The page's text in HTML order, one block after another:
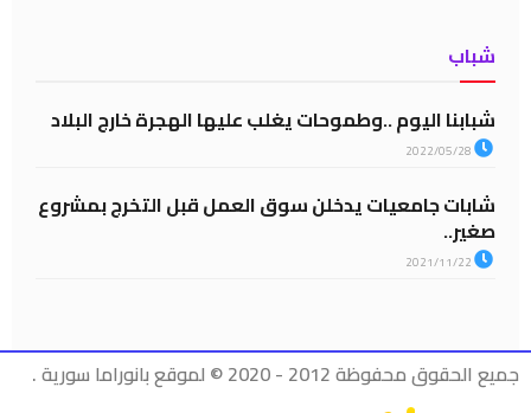
شباب
شبابنا اليوم ..وطموحات يغلب عليها الهجرة خارج البلاد
شابات جامعيات يدخلن سوق العمل قبل التخرج بمشروع
صغير..
جميع الحقوق محفوظة 2012 - 2020 © لموقع بانوراما سورية .